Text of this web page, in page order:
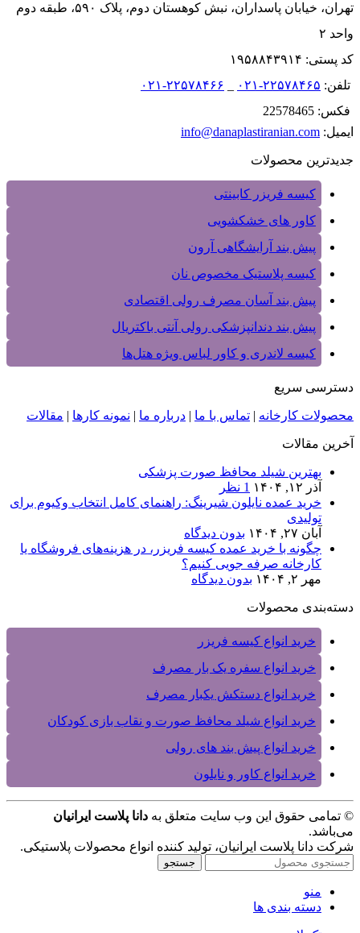
تهران، خیابان پاسداران، نبش کوهستان دوم، پلاک ۵۹۰، طبقه دوم
واحد ۲
کد پستی: ۱۹۵۸۸۴۳۹۱۴
تلفن: ۲۲۵۷۸۴۶۵-۰۲۱
۲۲۵۷۸۴۶۶-۰۲۱
فکس: 22578465
ایمیل: info@danaplastiranian.com
جدیدترین محصولات
کیسه فریزر کابینتی
کاور های خشکشویی
پیش بند آرایشگاهی آرون
کیسه پلاستیک مخصوص نان
پیش بند آسان مصرف رولی اقتصادی
پیش بند دندانپزشکی رولی آنتی باکتریال
کیسه لاندری و کاور لباس ویژه هتل‌ها
دسترسی سریع
محصولات کارخانه | تماس با ما | درباره ما | نمونه کارها | مقالات
آخرین مقالات
بهترین شیلد محافظ صورت پزشکی
آذر ۱۲, ۱۴۰۴
1 نظر
خرید عمده نایلون شیرینگ: راهنمای کامل انتخاب وکیوم برای
تولیدی‌
آبان ۲۷, ۱۴۰۴
بدون دیدگاه
چگونه با خرید عمده کیسه فریزر، در هزینه‌های فروشگاه یا
کارخانه صرفه‌ جویی کنیم؟
مهر ۲, ۱۴۰۴
بدون دیدگاه
دسته‌بندی محصولات
خرید انواع کیسه فریزر
خرید انواع سفره یک بار مصرف
خرید انواع دستکش یکبار مصرف
خرید انواع شیلد محافظ صورت و نقاب بازی کودکان
خرید انواع پیش بند های رولی
خرید انواع کاور و نایلون
© تمامی حقوق این وب سایت متعلق به دانا پلاست ایرانیان
می‌باشد.
شرکت دانا پلاست ایرانیان، تولید کننده انواع محصولات پلاستیکی.
جستجو
منو
دسته بندی ها